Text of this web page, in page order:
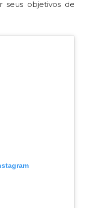
seus objetivos de